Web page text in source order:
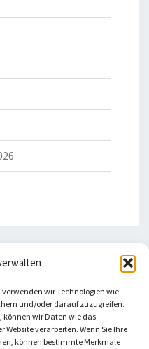
wir Technologien wie
und/oder darauf zuzugreifen.
können wir Daten wie das
verarbeiten. Wenn Sie Ihre
können bestimmte Merkmale